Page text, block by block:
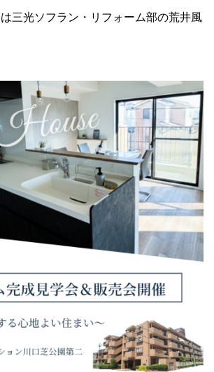
三光ソフラン・リフォーム部の荒井風